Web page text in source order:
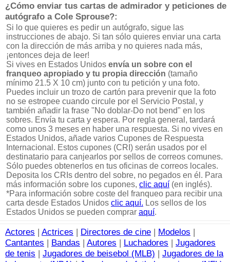
¿Cómo enviar tus cartas de admirador y peticiones de
autógrafo a Cole Sprouse?:
Si lo que quieres es pedir un autógrafo, sigue las
instrucciones de abajo. Si tan sólo quieres enviar una carta
con la dirección de más arriba y no quieres nada más,
¡entonces deja de leer!
Si vives en Estados Unidos envía un sobre con el
franqueo apropiado y tu propia dirección (tamaño
mínimo 21.5 X 10 cm) junto con tu petición y una foto.
Puedes incluir un trozo de cartón para prevenir que la foto
no se estropee cuando circule por el Servicio Postal, y
también añadir la frase "No doblar-Do not bend" en los
sobres. Envía tu carta y espera. Por regla general, tardará
como unos 3 meses en haber una respuesta. Si no vives en
Estados Unidos, añade varios Cupones de Respuesta
Internacional. Estos cupones (CRI) serán usados por el
destinatario para canjearlos por sellos de correos comunes.
Sólo puedes obtenerlos en tus oficinas de correos locales.
Deposita los CRIs dentro del sobre, no pegados en él. Para
más información sobre los cupones, clic aquí (en inglés).
*Para información sobre coste del franqueo para recibir una
carta desde Estados Unidos clic aquí. Los sellos de los
Estados Unidos se pueden comprar aquí.
Actores | Actrices | Directores de cine | Modelos |
Cantantes | Bandas | Autores | Luchadores | Jugadores
de tenis | Jugadores de beisebol (MLB) | Jugadores de la